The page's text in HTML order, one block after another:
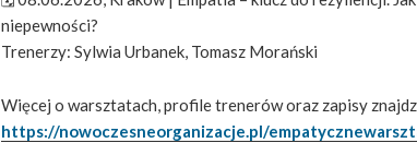
niepewności?
Trenerzy: Sylwia Urbanek, Tomasz Morański
Więcej o warsztatach, profile trenerów oraz zapisy
https://nowoczesneorganizacje.pl/